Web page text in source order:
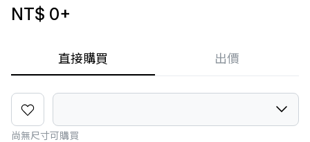
直接購買 出價
NT$ 0+
尚無尺寸可購買